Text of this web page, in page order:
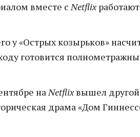
вместе сNetflix
у «Острых козырьков»
готовится
наNetflixвышел другой
драма «Дом